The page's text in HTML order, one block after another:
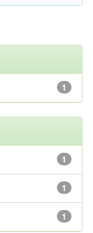
1
1
1
1